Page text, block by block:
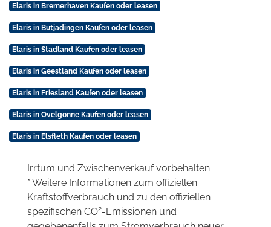
Elaris in Bremerhaven Kaufen oder leasen
Elaris in Butjadingen Kaufen oder leasen
Elaris in Stadland Kaufen oder leasen
Elaris in Geestland Kaufen oder leasen
Elaris in Friesland Kaufen oder leasen
Elaris in Ovelgönne Kaufen oder leasen
Elaris in Elsfleth Kaufen oder leasen
Irrtum und Zwischenverkauf vorbehalten.
* Weitere Informationen zum offiziellen
Kraftstoffverbrauch und zu den offiziellen
spezifischen CO2-Emissionen und